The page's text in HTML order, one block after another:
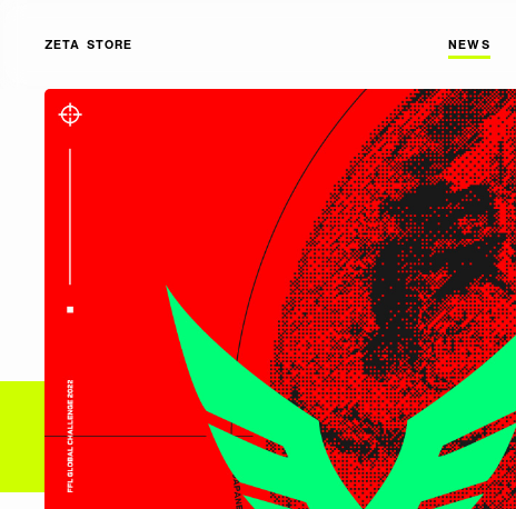
NEWS
ZETA STORE